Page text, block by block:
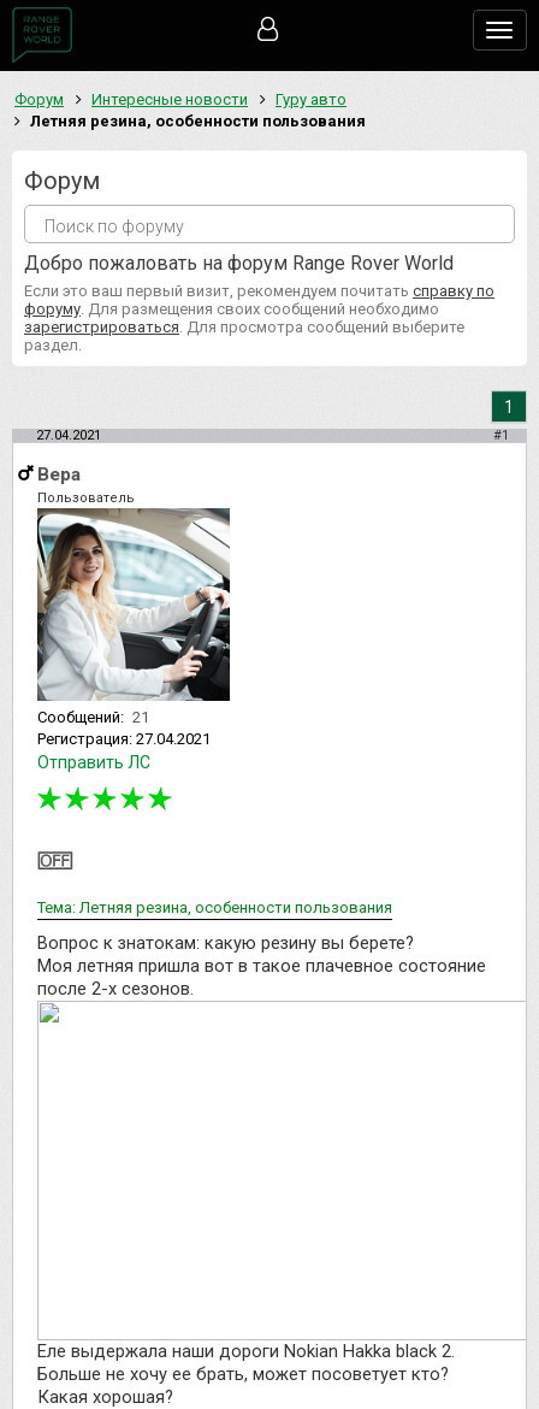
Форум Интересные новости
Гуру авто
Летняя резина, особенности пользования
Форум
Добро пожаловать на форум Range Rover World
Если это ваш первый визит, рекомендуем почитать справку по
форуму . Для размещения своих сообщений необходимо
зарегистрироваться . Для просмотра сообщений выберите
раздел.
1
27.04.2021 #1
Вера
Пользователь
Сообщений: 21
Регистрация: 27.04.2021
Отправить ЛС
Тема: Летняя резина, особенности пользования
Вопрос к знатокам: какую резину вы берете?
Моя летняя пришла вот в такое плачевное состояние
после 2-х сезонов.
Еле выдержала наши дороги Nokian Hakka black 2.
Больше не хочу ее брать, может посоветует кто?
Какая хорошая?